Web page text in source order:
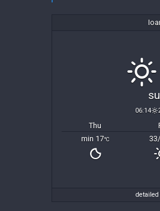
06:14
Thu
min 17°C